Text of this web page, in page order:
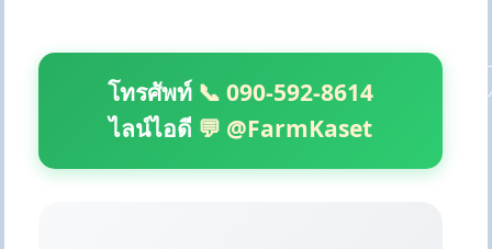
โทรศัพท์ 📞 090-592-8614
ไลน์ไอดี 💬 @FarmKaset